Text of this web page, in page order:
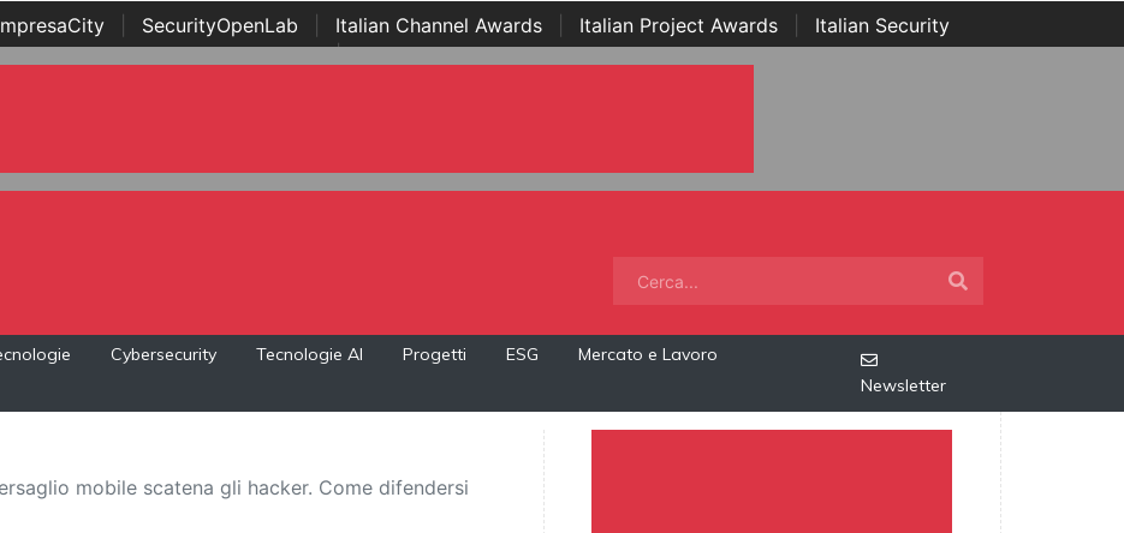
SecurityOpenLab Italian Channel Awards Italian Project Awards
Italian Security
Awards | ...
Cybersecurity Tecnologie AI Progetti ESG
Mercato e Lavoro
Newsletter
mobile scatena gli hacker. Come difendersi